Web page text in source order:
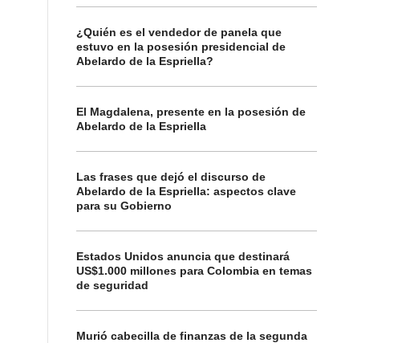
¿Quién es el vendedor de panela que
estuvo en la posesión presidencial de
Abelardo de la Espriella?
El Magdalena, presente en la posesión de
Abelardo de la Espriella
Las frases que dejó el discurso de
Abelardo de la Espriella: aspectos clave
para su Gobierno
Estados Unidos anuncia que destinará
US$1.000 millones para Colombia en temas
de seguridad
Murió cabecilla de finanzas de la segunda